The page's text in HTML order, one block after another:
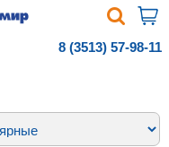
8 (3513) 57-98-11